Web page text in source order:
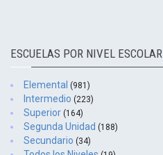
ESCUELAS POR NIVEL ESCOLAR
Elemental (981)
Intermedio (223)
Superior (164)
Segunda Unidad (188)
Secundario (34)